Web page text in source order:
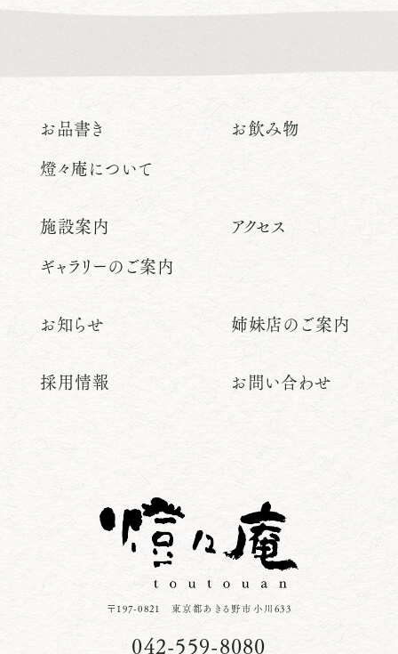
お品書き
お飲み物
燈々庵について
施設案内
アクセス
ギャラリーのご案内
お知らせ 姉妹店のご案内
採用情報 お問い合わせ
〒197-0821 東京都あきる野市小川633
042-559-8080